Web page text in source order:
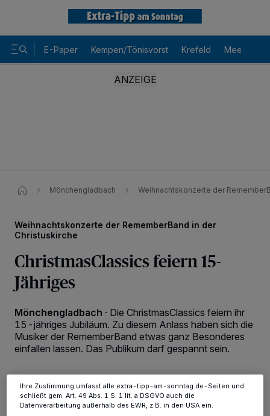
E-Paper Kempen/Tönisvorst Krefeld Meerbusch
Mönchengladbach Weihnachtskonzerte der
Weihnachtskonzerte der RememberBand in der
Christuskirche
ChristmasClassics feiern 15-
Jähriges
Mönchengladbach · Die ChristmasClassics feiern ihr
15-jähriges Jubiläum. Zu diesem Anlass haben sich die
Musiker der RememberBand etwas ganz Besonderes
einfallen lassen. Das Publikum darf gespannt sein.
05.09.2022 , 14:04 Uhr Eine Minute Lesezeit
Wir und unsere218-Partner speichern und greifen auf
personenbezogene Daten wie Browserdaten oder eindeutige
Kennungen auf Ihrem Gerät zu. Durch Auswahl von OK aktivieren Sie
Tracking-Technologien für die unter „Wir und unsere Partner
Zwecke. Wenn Tracker deaktiviert sind, sind manche Inhalte und
Anzeigen möglicherweise nicht mehr so relevant für Sie. Sie können
dieses Menü jederzeit wieder aufrufen, um Ihre Einstellungen zu
ändern oder Ihre Einwilligung zu widerrufen, indem Sie auf den Link
Einstellungen oder Ablehnen am unteren Rand der Webseite klicken.
Ihre Zustimmung umfasst alle extra-tipp-am-sonntag.de-Seiten und
schließt gem. Art. 49 Abs. 1 S. 1 lit. a DSGVO auch die
Datenverarbeitung außerhalb des EWR, z.B. in den USA ein.